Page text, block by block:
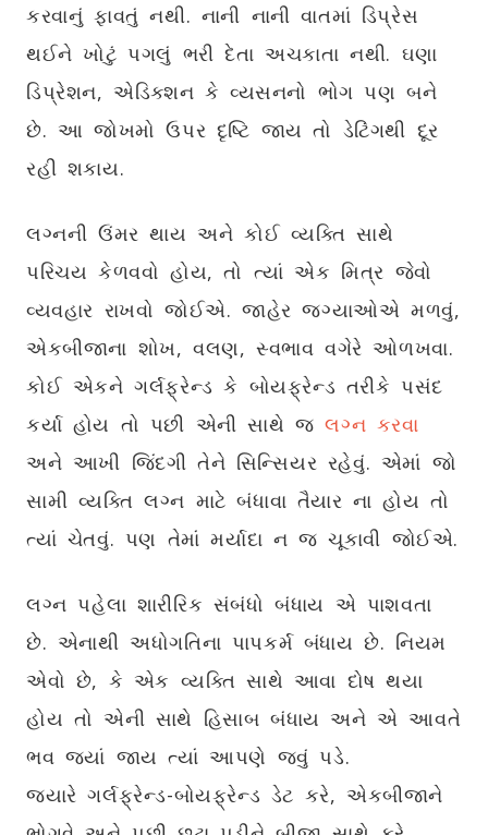
કરવાનું ફાવતું નથી. નાની નાની વાતમાં ડિપ્રેસ
થઈને ખોટું પગલું ભરી દેતા અચકાતા નથી. ઘણા
ડિપ્રેશન, એડિક્શન કે વ્યસનનો ભોગ પણ બને
છે. આ જોખમો ઉપર દૃષ્ટિ જાય તો ડેટિંગથી દૂર
રહી શકાય.
લગ્નની ઉંમર થાય અને કોઈ વ્યક્તિ સાથે
પરિચય કેળવવો હોય, તો ત્યાં એક મિત્ર જેવો
વ્યવહાર રાખવો જોઈએ. જાહેર જગ્યાઓએ મળવું,
એકબીજાના શોખ, વલણ, સ્વભાવ વગેરે ઓળખવા.
કોઈ એકને ગર્લફ્રેન્ડ કે બોયફ્રેન્ડ તરીકે પસંદ
કર્યા હોય તો પછી એની સાથે જલગ્ન કરવા
અને આખી જિંદગી તેને સિન્સિયર રહેવું. એમાં જો
સામી વ્યક્તિ લગ્ન માટે બંધાવા તૈયાર ના હોય તો
ત્યાં ચેતવું. પણ તેમાં મર્યાદા ન જ ચૂકાવી જોઈએ.
લગ્ન પહેલા શારીરિક સંબંધો બંધાય એ પાશવતા
છે. એનાથી અધોગતિના પાપકર્મ બંધાય છે. નિયમ
એવો છે, કે એક વ્યક્તિ સાથે આવા દોષ થયા
હોય તો એની સાથે હિસાબ બંધાય અને એ આવતે
ભવ જ્યાં જાય ત્યાં આપણે જવું પડે.
જ્યારે ગર્લફ્રેન્ડ-બોયફ્રેન્ડ ડેટ કરે, એકબીજાને